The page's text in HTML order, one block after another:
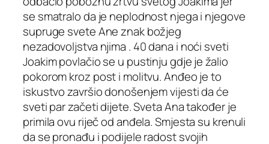
se smatralo da je neplodnost njega i njegove
supruge svete Ane znak božjeg
nezadovoljstva njima . 40 dana i noći sveti
Joakim povlačio se u pustinju gdje je žalio
pokorom kroz post i molitvu. Anđeo je to
iskustvo završio donošenjem vijesti da će
sveti par začeti dijete. Sveta Ana također je
primila ovu riječ od anđela. Smjesta su krenuli
da se pronađu i podijele radost svojih